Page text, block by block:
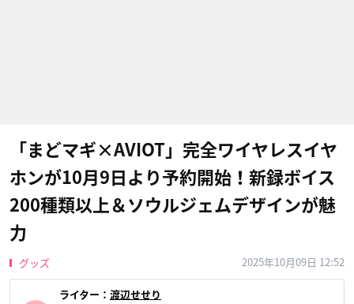
「まどマギ×AVIOT」完全ワイヤレスイヤ
ホンが10月9日より予約開始！新録ボイス
200種類以上＆ソウルジェムデザインが魅
力
グッズ 2025年10月09日 12:52
ライター： 渡辺せせり